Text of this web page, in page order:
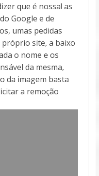
que é nossa! as
Google e de
umas pedidas
site, a baixo
o nome e os
da mesma,
da imagem basta
a remoção